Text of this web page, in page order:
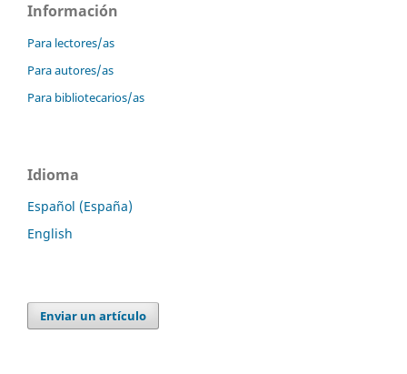
Información
Para lectores/as
Para autores/as
Para bibliotecarios/as
Idioma
Español (España)
English
Enviar un artículo